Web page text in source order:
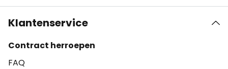
Klantenservice
Contract herroepen
FAQ